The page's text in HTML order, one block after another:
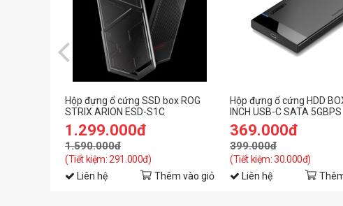
Hộp đựng ổ cứng SSD box ROG
STRIX ARION ESD-S1C
1.299.000đ
1.590.000đ
(Tiết kiệm: 291.000đ)
Liên hệ Thêm vào giỏ
Hộp đựng ổ cứng HDD
INCH USB-C SATA 5GBPS
UGREEN 60735 CAO CẤP
TRỢ 6TB)
369.000đ
399.000đ
(Tiết kiệm: 30.000đ)
Liên hệ